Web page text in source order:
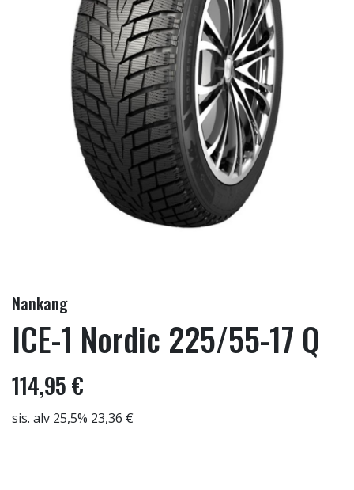
Nankang
ICE-1 Nordic 225/55-17 Q
114,95 €
sis. alv 25,5% 23,36 €